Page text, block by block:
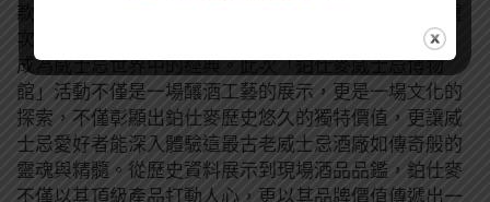
款使用三桶工藝的技術，進一步賦予威士忌豐富與多層
次的風味，最終形成鉑仕麥酒款無與倫比的經典韻味，
成為威士忌世界中的經典。此次「鉑仕麥威士忌博物
館」活動不僅是一場釀酒工藝的展示，更是一場文化的
探索，不僅彰顯出鉑仕麥歷史悠久的獨特價值，更讓威
士忌愛好者能深入體驗這最古老威士忌酒廠如傳奇般的
靈魂與精髓。從歷史資料展示到現場酒品品鑑，鉑仕麥
不僅以其頂級產品打動人心，更以其品牌價值傳遞出一